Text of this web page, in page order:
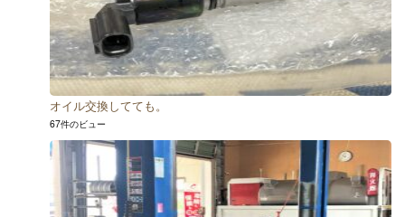
オイル交換してても。
67件のビュー